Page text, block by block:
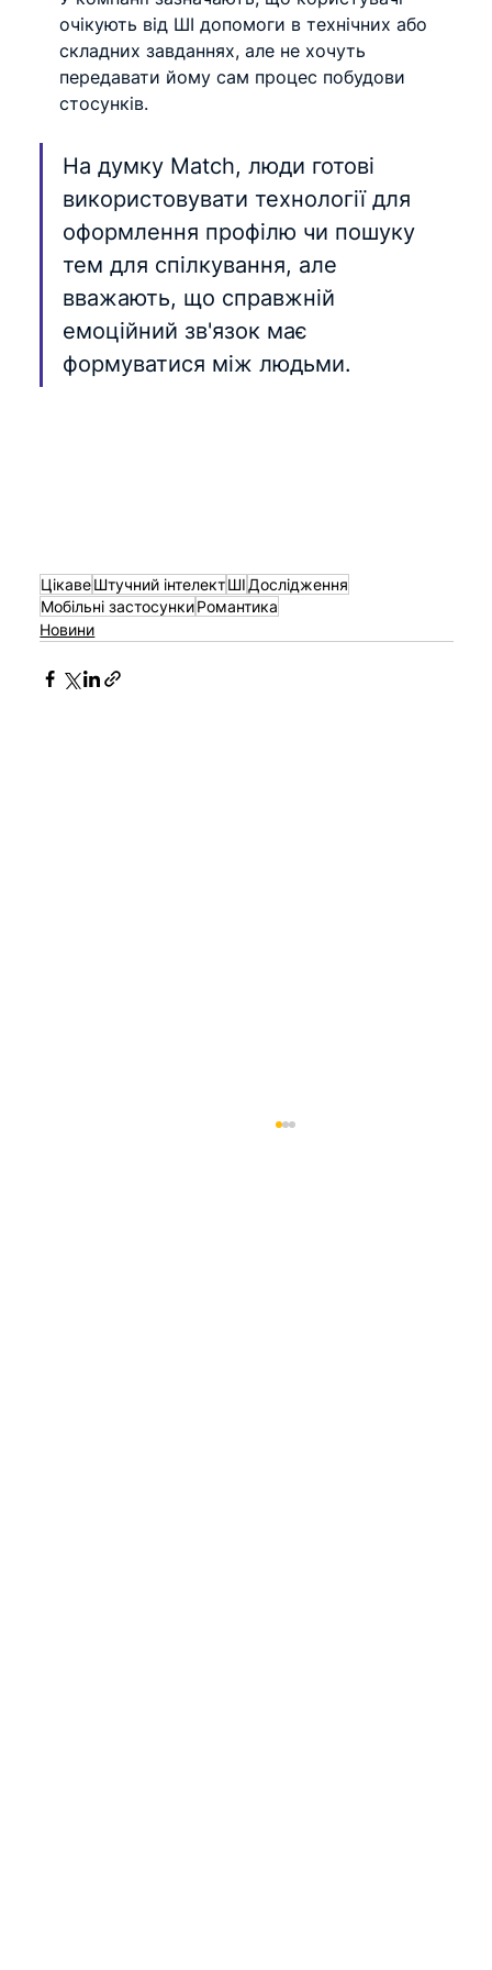
очікують від ШІ допомоги в технічних або
складних завданнях, але не хочуть
передавати йому сам процес побудови
стосунків.
На думку Match, люди готові
використовувати технології для
оформлення профілю чи пошуку
тем для спілкування, але
вважають, що справжній
емоційний зв'язок має
формуватися між людьми.
ЦікавеШтучний інтелектШІ Дослідження
Мобільні застосункиРомантика
Новини